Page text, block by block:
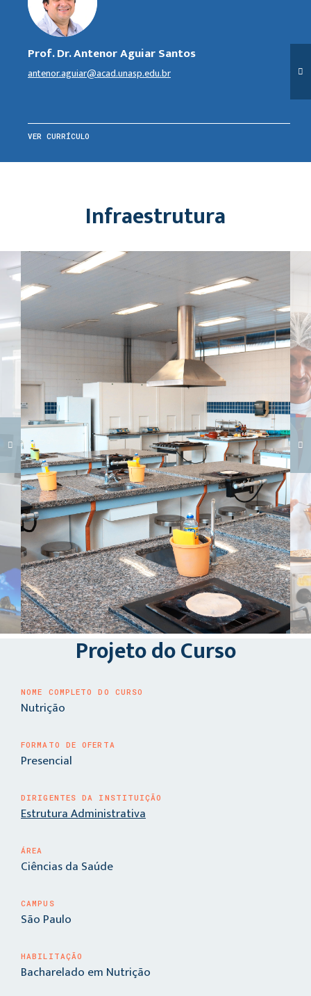
Prof. Dr. Antenor Aguiar Santos
antenor.aguiar@acad.unasp.edu.br
VER CURRÍCULO
Infraestrutura
Carregando galeria...
Projeto do Curso
NOME COMPLETO DO CURSO
Nutrição
FORMATO DE OFERTA
Presencial
DIRIGENTES DA INSTITUIÇÃO
Estrutura Administrativa
ÁREA
Ciências da Saúde
CAMPUS
São Paulo
HABILITAÇÃO
Bacharelado em Nutrição